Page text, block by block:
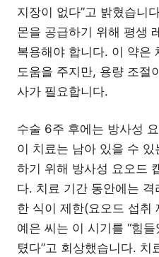
지장이 없다”고 밝혔습니
몬을 공급하기 위해 평생
복용해야 합니다. 이 약은
도움을 주지만, 용량 조절
사가 필요합니다.
수술 6주 후에는 방사성
이 치료는 남아 있을 수
하기 위해 방사성 요오드
다. 치료 기간 동안에는
한 식이 제한(요오드 섭취
예은 씨는 이 시기를 “힘
텼다”고 회상했습니다.